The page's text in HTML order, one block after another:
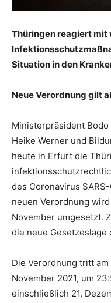
Thüringen reagiert
Situation in den
Neue Verordnung gilt
Ministerpräsident
Heike Werner und
heute in Erfurt die
des Coronavirus
neuen Verordnung
November umgesetzt.
die neue Gesetzeslage
Die Verordnung tritt
November 2021, um
einschließlich 21.